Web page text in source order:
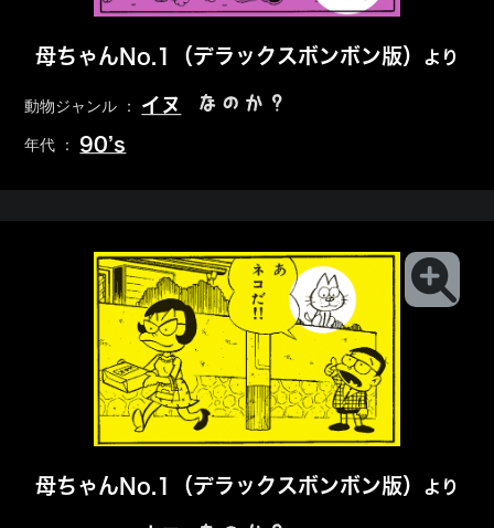
母ちゃんNo.1（デラックスボンボン版） より
動物ジャンル ： イヌ なのか？
年代 ： 90’s
母ちゃんNo.1（デラックスボンボン版） より